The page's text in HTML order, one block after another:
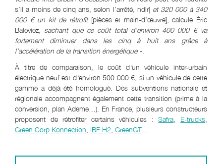
s’il a moins de cinq ans, selon l’arrêté, ndlr]et 320 000 à 340
000 € un kit de rétrofit [pièces et main-d’œuvre], calcule Éric
Baleviez, sachant que ce coût total d’environ 400 000 € va
fortement diminuer dans les cinq à huit ans grâce à
l’accélération de la transition énergétique».
À titre de comparaison, le coût d’un véhicule inter-urbain
électrique neuf est d’environ 500 000 €, si un véhicule de cette
gamme a déjà été homologué. Des subventions nationale et
régionale accompagnent également cette transition (prime à la
conversion, plan Ademe…). En France, plusieurs constructeurs
proposent de rétrofiter certains véhicules :Safra E-trucks
Green Corp Konnection IBF H2 GreenGT